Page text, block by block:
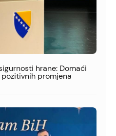
hrane: Domaći
promjena